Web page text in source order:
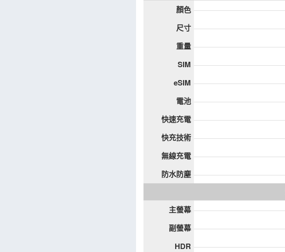
顏色
尺寸
重量
SIM
eSIM
電池
快速充電
快充技術
無線充電
防水防塵
主螢幕
副螢幕
HDR